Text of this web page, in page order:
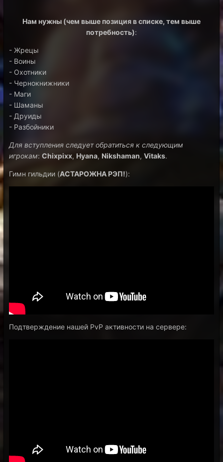
Нам нужны (чем выше позиция в списке, тем выше
потребность):
- Жрецы
- Воины
- Охотники
- Чернокнижники
- Маги
- Шаманы
- Друиды
- Разбойники
Для вступления следует обратиться к следующим
игрокам: Chixpixx, Hyana, Nikshaman, Vitaks.
Гимн гильдии (АСТАРОЖНА РЭП!):
Подтверждение нашей PvP активности на сервере: